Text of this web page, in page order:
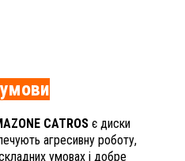
CATROS є диски
агресивну роботу,
умовах і добре